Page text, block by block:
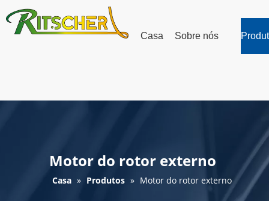
Casa Sobre nós
Motor do rotor externo
Casa » Produtos » Motor do rotor externo